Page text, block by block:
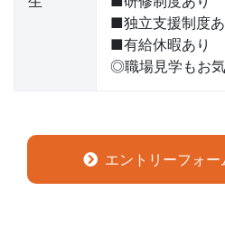
■独立支援制度あ
■有給休暇あり
◎職場見学もお気
エントリーフォ